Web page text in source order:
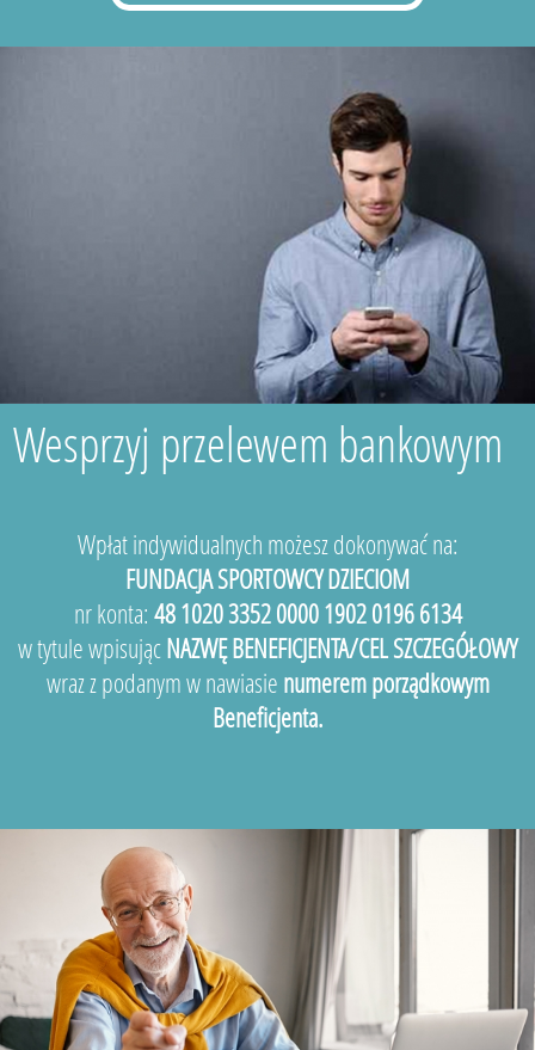
Wesprzyj przelewem bankowym
Wpłat indywidualnych możesz dokonywać na:
FUNDACJA SPORTOWCY DZIECIOM
nr konta: 48 1020 3352 0000 1902 0196 6134
w tytule wpisującNAZWĘ BENEFICJENTA/CEL SZCZEGÓŁOWY
wraz z podanym w nawiasie numerem porządkowym
Beneficjenta.